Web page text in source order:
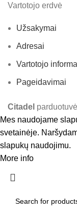
Vartotojo erdvė
Užsakymai
Adresai
Vartotojo
Pageidavimai
Citadel parduotuvė
Mes naudojame
svetainėje.
slapukų naudojimu.
More info